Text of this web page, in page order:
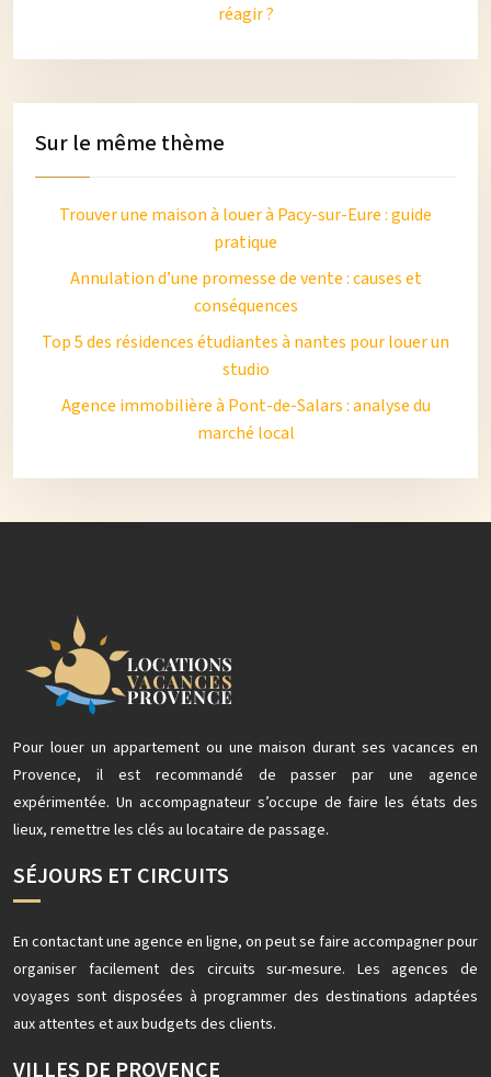
réagir ?
Sur le même thème
Trouver une maison à louer à Pacy-sur-Eure : guide
pratique
Annulation d’une promesse de vente : causes et
conséquences
Top 5 des résidences étudiantes à nantes pour louer un
studio
Agence immobilière à Pont-de-Salars : analyse du
marché local
Pour louer un appartement ou une maison durant ses vacances en
Provence, il est recommandé de passer par une agence
expérimentée. Un accompagnateur s’occupe de faire les états des
lieux, remettre les clés au locataire de passage.
SÉJOURS ET CIRCUITS
En contactant une agence en ligne, on peut se faire accompagner pour
organiser facilement des circuits sur-mesure. Les agences de
voyages sont disposées à programmer des destinations adaptées
aux attentes et aux budgets des clients.
VILLES DE PROVENCE